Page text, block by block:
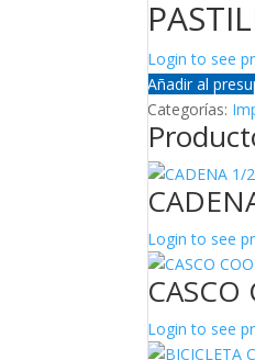
Login to see
Añadir al
Categorías:
Login to see
Login to see